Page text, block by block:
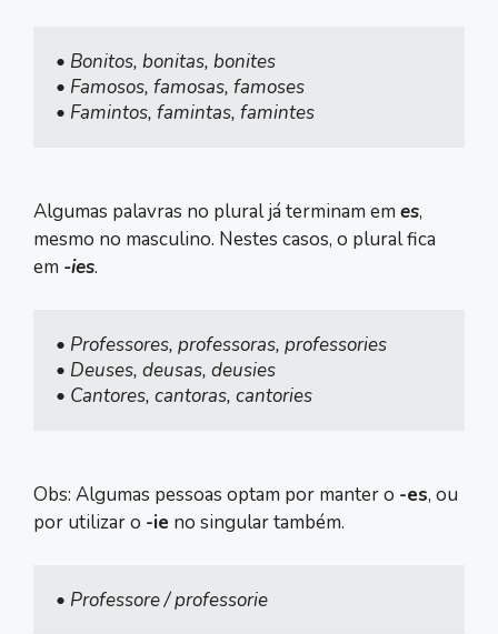
• Bonitos, bonitas, bonites
• Famosos, famosas, famoses
• Famintos, famintas, famintes
Algumas palavras no plural já terminam em es,
mesmo no masculino. Nestes casos, o plural fica
em -ies.
• Professores, professoras, professories
• Deuses, deusas, deusies
• Cantores, cantoras, cantories
Obs: Algumas pessoas optam por manter o -es, ou
por utilizar o -ie no singular também.
• Professore / professorie